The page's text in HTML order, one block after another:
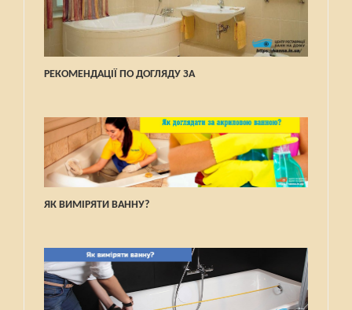
РЕКОМЕНДАЦІЇ ПО ДОГЛЯДУ ЗА
ЯК ВИМІРЯТИ ВАННУ?